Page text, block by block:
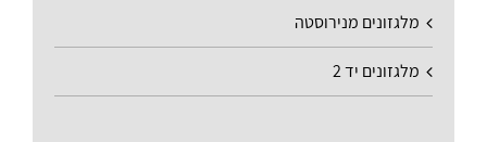
מלגזונים מנירוסטה
מלגזונים יד 2